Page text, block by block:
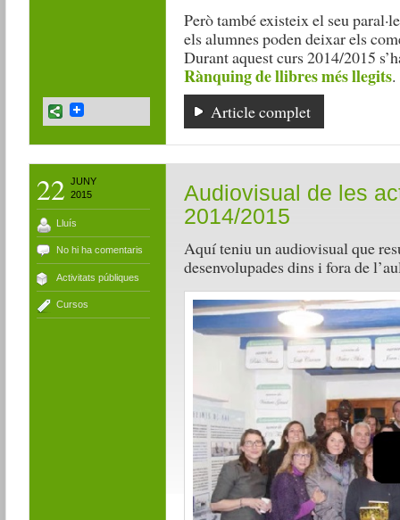
Però també existeix el seu
els alumnes poden deixar els
Durant aquest curs 2014/2015
Rànquing de llibres més llegits.
Article complet
22 JUNY
2015
Lluís
No hi ha comentaris
Activitats públiques
Cursos
Audiovisual de les
2014/2015
Aquí teniu un audiovisual que
desenvolupades dins i fora de